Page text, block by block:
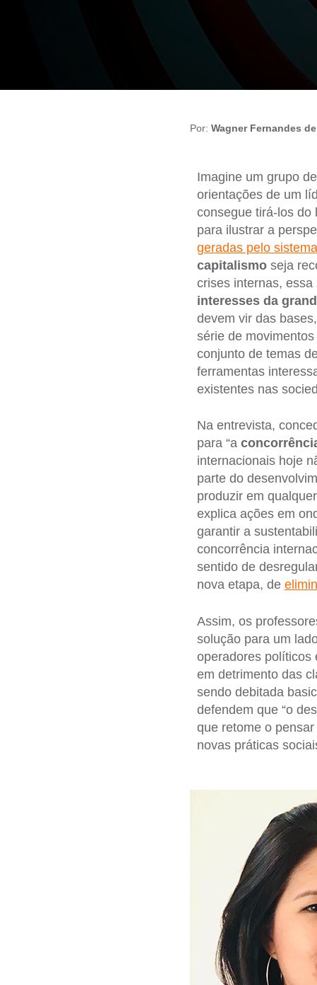
Por: Wagner Fernandes
Imagine um grupo
orientações de um
consegue tirá-los do
para ilustrar a
geradas pelo
capitalismoseja
crises internas,
interesses da
devem vir das
série de
conjunto de temas
ferramentas
existentes nas
Na entrevista,
para “a
internacionais hoje
parte do
produzir em
explica ações em
garantir a
concorrência
sentido de
nova etapa, de
Assim, os
solução para um
operadores políticos
em detrimento das
sendo debitada
defendem que “o
que retome o
novas práticas